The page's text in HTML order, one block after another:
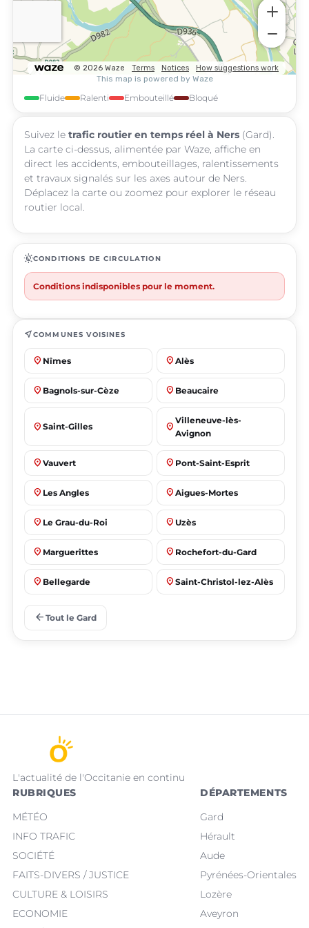
Fluide Ralenti Embouteillé Bloqué
Suivez le trafic routier en temps réel à Ners (Gard).
La carte ci-dessus, alimentée par Waze, affiche en
direct les accidents, embouteillages, ralentissements
et travaux signalés sur les axes autour de Ners.
Déplacez la carte ou zoomez pour explorer le réseau
routier local.
routineCONDITIONS DE CIRCULATION
Conditions indisponibles pour le moment.
near_meCOMMUNES VOISINES
place Nîmes place Alès
place Bagnols-sur-Cèze place Beaucaire
place Saint-Gilles place
Villeneuve-lès-
Avignon
place Vauvert place Pont-Saint-Esprit
place Les Angles place Aigues-Mortes
place Le Grau-du-Roi place Uzès
place Marguerittes place Rochefort-du-Gard
place Bellegarde place Saint-Christol-lez-Alès
place
arrow_back Tout le Gard
L'actualité de l'Occitanie en continu
RUBRIQUES
MÉTÉO
INFO TRAFIC
SOCIÉTÉ
FAITS-DIVERS / JUSTICE
CULTURE & LOISIRS
ECONOMIE
DÉPARTEMENTS
Gard
Hérault
Aude
Pyrénées-Orientales
Lozère
Aveyron